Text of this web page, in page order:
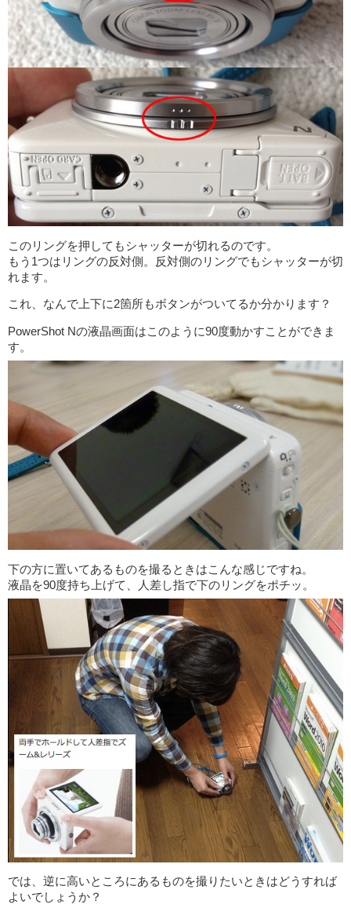
このリングを押してもシャッターが切れるのです。
もう1つはリングの反対側。反対側のリングでもシャッターが切
れます。
これ、なんで上下に2箇所もボタンがついてるか分かります？
PowerShot Nの液晶画面はこのように90度動かすことができま
す。
下の方に置いてあるものを撮るときはこんな感じですね。
液晶を90度持ち上げて、人差し指で下のリングをポチッ。
では、逆に高いところにあるものを撮りたいときはどうすれば
よいでしょうか？